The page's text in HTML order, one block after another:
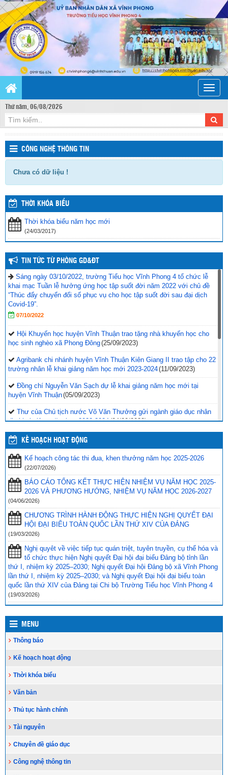
Toggle
Thứ năm, 06/08/2026
CÔNG NGHỆ THÔNG TIN
Chưa có dữ liệu !
THỜI KHÓA BIỂU
Thời khóa biểu năm học mới
(24/03/2017)
TIN TỨC TỪ PHÒNG GD&ĐT
Sáng ngày 03/10/2022, trường Tiểu học Vĩnh Phong 4 tổ chức lễ
khai mạc Tuần lễ hưởng ứng học tập suốt đời năm 2022 với chủ đề
“Thúc đẩy chuyển đổi số phục vụ cho học tập suốt đời sau đại dịch
Covid-19”.
07/10/2022
Hội Khuyến học huyện Vĩnh Thuận trao tặng nhà khuyến học cho
học sinh nghèo xã Phong Đông(25/09/2023)
Agribank chi nhánh huyện Vĩnh Thuận Kiên Giang II trao tập cho 22
trường nhân lễ khai giảng năm học mới 2023-2024(11/09/2023)
Đồng chí Nguyễn Văn Sạch dự lễ khai giảng năm học mới tại
huyện Vĩnh Thuận(05/09/2023)
Thư của Chủ tịch nước Võ Văn Thưởng gửi ngành giáo dục nhân
dịp khai giảng năm học 2023-2024(04/09/2023)
Phối hợp với ngành giáo dục trên địa bàn huyện Vĩnh Thuận trong
công tác thu hộ học phí(30/08/2023)
Vĩnh Thuận sẵn sàng cho năm học mới 2023-2024
Tổng kết năm học 2022-2023 và triển khai phương hướng, nhiệm
vụ trọng tâm năm học 2023-2024(30/08/2023)
Trao 20 suất quà cho học sinh có hoàn cảnh khó khăn trước thềm
năm học mới(25/08/2023)
Toà án nhân dân tỉnh Kiên Giang tặng Quỹ khuyến học huyện Vĩnh
Thuận trước thềm năm học 2023-2024 (15/08/2023)
Đẩy nhanh tiến độ thi công “Công trình xây nhà khuyến học năm
2023” tặng học sinh nghèo vượt khó học giỏi hiện chưa có nhà
ở(10/08/2023)
KẾ HOẠCH HOẠT ĐỘNG
Kế hoạch công tác thi đua, khen thưởng năm học 2025-2026
(22/07/2026)
BÁO CÁO TỔNG KẾT THỰC HIỆN NHIỆM VỤ NĂM HỌC 2025-
2026 VÀ PHƯƠNG HƯỚNG, NHIỆM VỤ NĂM HỌC 2026-2027
(04/06/2026)
CHƯƠNG TRÌNH HÀNH ĐỘNG THỰC HIỆN NGHỊ QUYẾT ĐẠI
HỘI ĐẠI BIỂU TOÀN QUỐC LẦN THỨ XIV CỦA ĐẢNG
(19/03/2026)
Nghị quyêt về việc tiếp tục quán triệt, tuyên truyền, cụ thể hóa và
tổ chức thực hiện Nghị quyết Đại hội đại biểu Đảng bộ tỉnh lần
thứ I, nhiệm kỳ 2025–2030; Nghị quyết Đại hội Đảng bộ xã Vĩnh Phong
lần thứ I, nhiệm kỳ 2025–2030; và Nghị quyết Đại hội đại biểu toàn
quốc lần thứ XIV của Đảng tại Chi bộ Trường Tiểu học Vĩnh Phong 4
(19/03/2026)
MENU
Thông báo
Kế hoạch hoạt động
Thời khóa biểu
Văn bản
Thủ tục hành chính
Tài nguyên
Chuyên đề giáo dục
Công nghệ thông tin